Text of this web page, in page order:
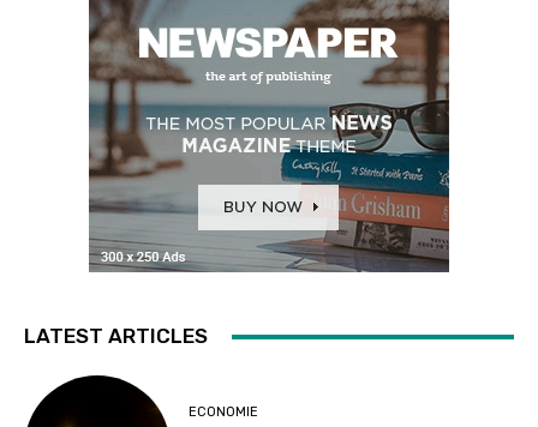
LATEST ARTICLES
ECONOMIE